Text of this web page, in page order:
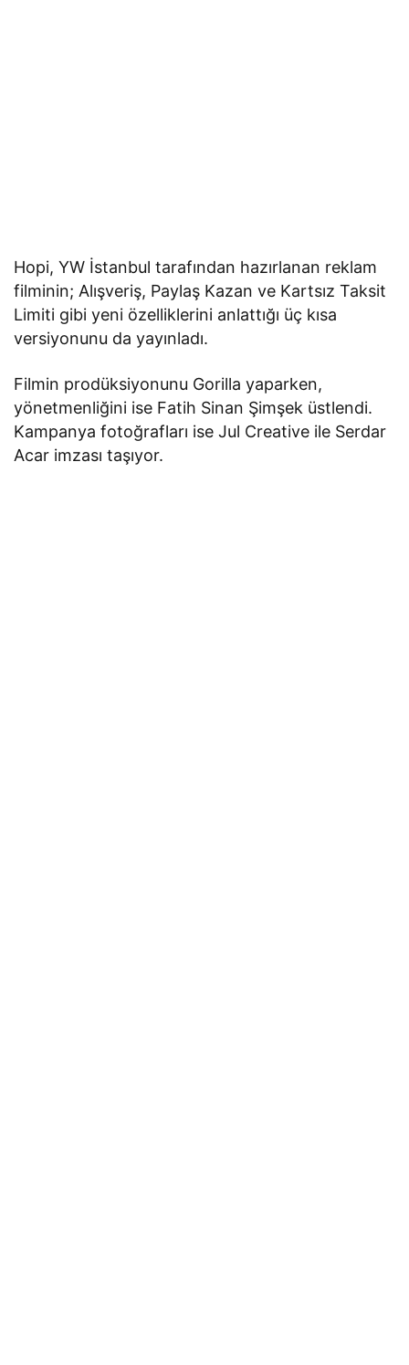
Hopi, YW İstanbul tarafından hazırlanan reklam
filminin; Alışveriş, Paylaş Kazan ve Kartsız Taksit
Limiti gibi yeni özelliklerini anlattığı üç kısa
versiyonunu da yayınladı.
Filmin prodüksiyonunu Gorilla yaparken,
yönetmenliğini ise Fatih Sinan Şimşek üstlendi.
Kampanya fotoğrafları ise Jul Creative ile Serdar
Acar imzası taşıyor.